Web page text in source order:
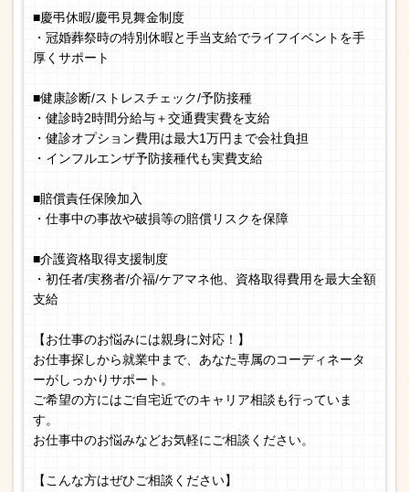
■慶弔休暇/慶弔見舞金制度
・冠婚葬祭時の特別休暇と手当支給でライフイベントを手
厚くサポート
■健康診断/ストレスチェック/予防接種
・健診時2時間分給与＋交通費実費を支給
・健診オプション費用は最大1万円まで会社負担
・インフルエンザ予防接種代も実費支給
■賠償責任保険加入
・仕事中の事故や破損等の賠償リスクを保障
■介護資格取得支援制度
・初任者/実務者/介福/ケアマネ他、資格取得費用を最大全額
支給
【お仕事のお悩みには親身に対応！】
お仕事探しから就業中まで、あなた専属のコーディネータ
ーがしっかりサポート。
ご希望の方にはご自宅近でのキャリア相談も行っていま
す。
お仕事中のお悩みなどお気軽にご相談ください。
【こんな方はぜひご相談ください】